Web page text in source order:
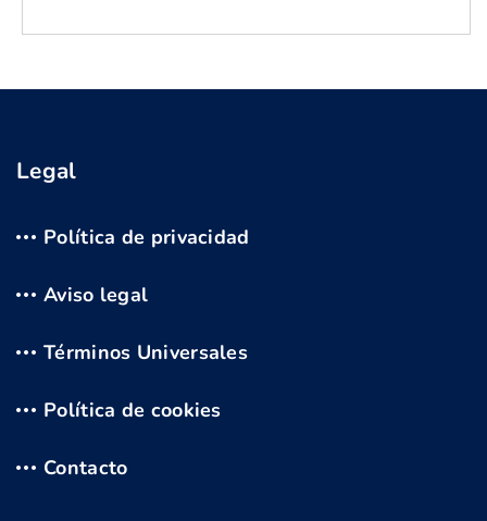
Legal
Política de privacidad
Aviso legal
Términos Universales
Política de cookies
Contacto